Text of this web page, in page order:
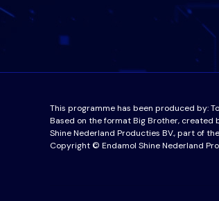
This programme has been produced by:
Based on the format Big Brother, created
Shine Nederland Producties BV., part of
Copyright © Endamol Shine Nederland